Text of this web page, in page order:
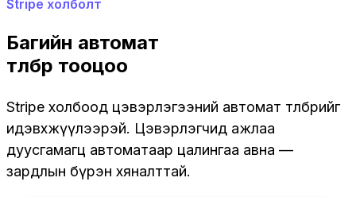
Stripe холболт
Багийн автомат
төлбөр тооцоо
Stripe холбоод цэвэрлэгээний автомат төлбөрийг
идэвхжүүлээрэй. Цэвэрлэгчид ажлаа
дуусгамагц автоматаар цалингаа авна —
зардлын бүрэн хяналттай.